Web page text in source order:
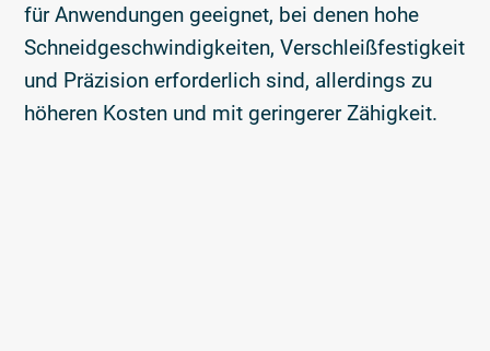
für Anwendungen geeignet, bei denen hohe
Schneidgeschwindigkeiten, Verschleißfestigkeit
und Präzision erforderlich sind, allerdings zu
höheren Kosten und mit geringerer Zähigkeit.